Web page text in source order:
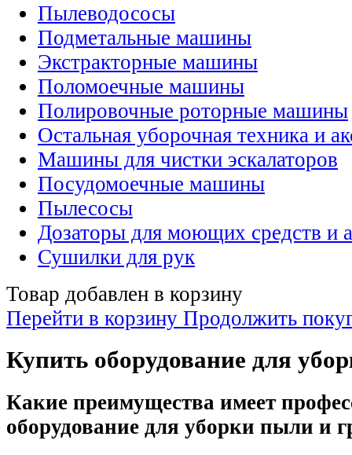
Пылеводососы
Подметальные машины
Экстракторные машины
Поломоечные машины
Полировочные роторные машины
Остальная уборочная техника и
Машины для чистки эскалаторов
Посудомоечные машины
Пылесосы
Дозаторы для моющих средств и
Сушилки для рук
Товар добавлен в корзину
Перейти в корзину Продолжить
Купить оборудование для
Какие преимущества имеет
оборудование для уборки пыли и